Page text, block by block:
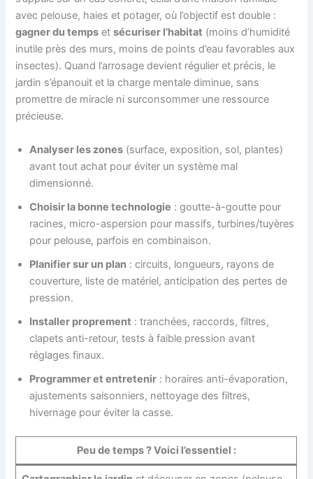
avec pelouse, haies et potager, où l’objectif est double :
gagner du temps etsécuriser l’habitat (moins d’humidité
inutile près des murs, moins de points d’eau favorables aux
insectes). Quand l’arrosage devient régulier et précis, le
jardin s’épanouit et la charge mentale diminue, sans
promettre de miracle ni surconsommer une ressource
précieuse.
Analyser les zones (surface, exposition, sol, plantes)
avant tout achat pour éviter un système mal
dimensionné.
Choisir la bonne technologie : goutte-à-goutte pour
racines, micro-aspersion pour massifs, turbines/tuyères
pour pelouse, parfois en combinaison.
Planifier sur un plan : circuits, longueurs, rayons de
couverture, liste de matériel, anticipation des pertes de
pression.
Installer proprement : tranchées, raccords, filtres,
clapets anti-retour, tests à faible pression avant
réglages finaux.
Programmer et entretenir : horaires anti-évaporation,
ajustements saisonniers, nettoyage des filtres,
hivernage pour éviter la casse.
Peu de temps ? Voici l’essentiel :